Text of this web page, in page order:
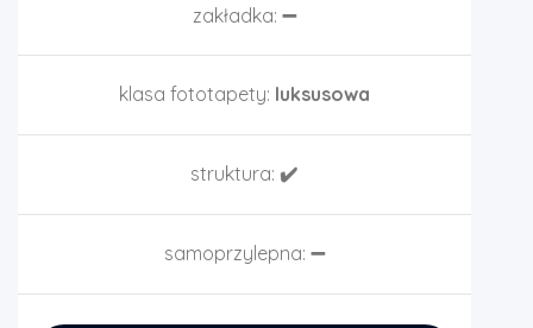
zakładka: ➖
klasa fototapety: luksusowa
struktura: ✔️
samoprzylepna: ➖